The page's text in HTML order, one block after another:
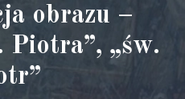
obrazu –
Piotra”, „św.